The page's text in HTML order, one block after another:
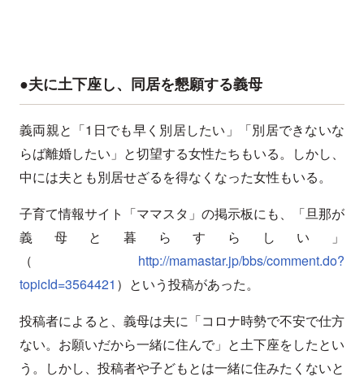
●夫に土下座し、同居を懇願する義母
義両親と「1日でも早く別居したい」「別居できないな
らば離婚したい」と切望する女性たちもいる。しかし、
中には夫とも別居せざるを得なくなった女性もいる。
子育て情報サイト「ママスタ」の掲示板にも、「旦那が
義母と暮らすらしい」
（ http://mamastar.jp/bbs/comment.do?
topicId=3564421 ）という投稿があった。
投稿者によると、義母は夫に「コロナ時勢で不安で仕方
ない。お願いだから一緒に住んで」と土下座をしたとい
う。しかし、投稿者や子どもとは一緒に住みたくないと